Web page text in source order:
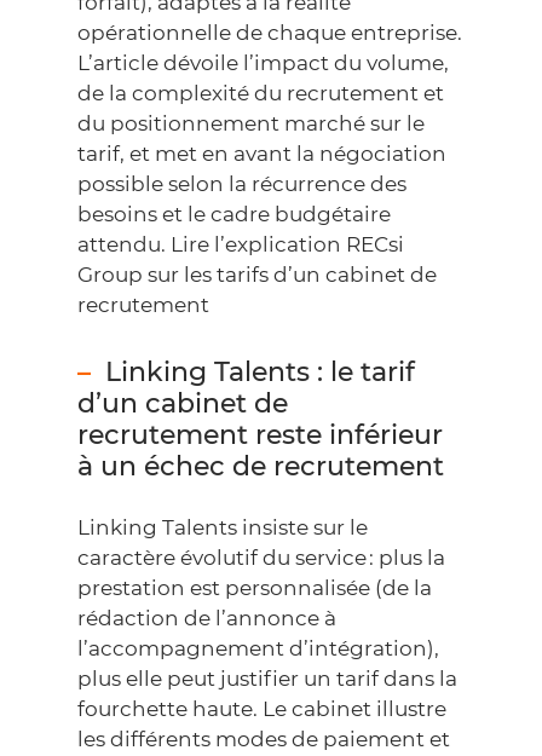
opérationnelle de chaque entreprise.
L’article dévoile l’impact du volume,
de la complexité du recrutement et
du positionnement marché sur le
tarif, et met en avant la négociation
possible selon la récurrence des
besoins et le cadre budgétaire
attendu. Lire l’explication RECsi
Group sur les tarifs d’un cabinet de
recrutement
Linking Talents : le tarif
d’un cabinet de
recrutement reste inférieur
à un échec de recrutement
Linking Talents insiste sur le
caractère évolutif du service : plus la
prestation est personnalisée (de la
rédaction de l’annonce à
l’accompagnement d’intégration),
plus elle peut justifier un tarif dans la
fourchette haute. Le cabinet illustre
les différents modes de paiement et